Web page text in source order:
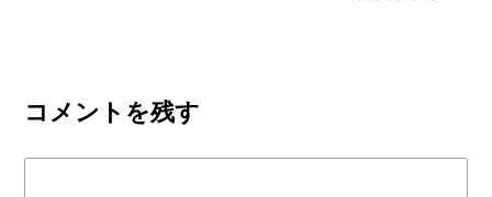
コメントを残す